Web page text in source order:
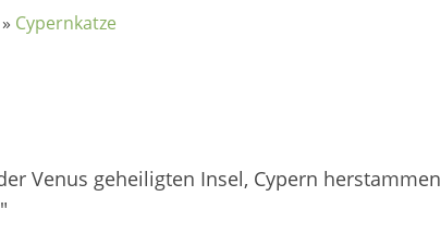
» Cypernkatze
Venus geheiligten Insel, Cypern herstammen